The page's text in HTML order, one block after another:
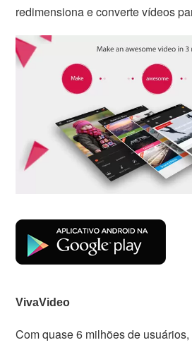
redimensiona e converte vídeos
VivaVideo
Com quase 6 milhões de